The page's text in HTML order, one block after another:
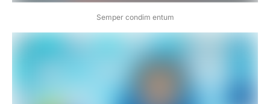
Semper condim entum